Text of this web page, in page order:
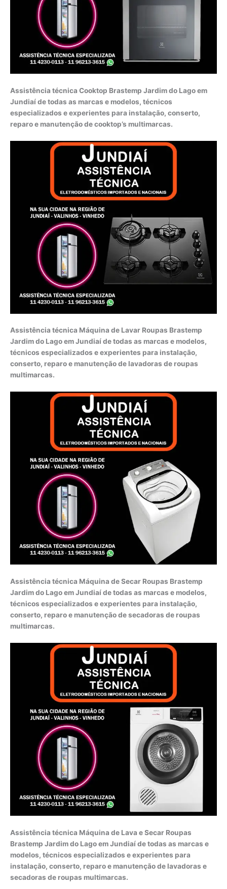
Assistência técnica Cooktop Brastemp Jardim do Lago em
Jundiaí de todas as marcas e modelos, técnicos
especializados e experientes para instalação, conserto,
reparo e manutenção de cooktop’s multimarcas.
Assistência técnica Máquina de Lavar Roupas Brastemp
Jardim do Lago em Jundiaí de todas as marcas e modelos,
técnicos especializados e experientes para instalação,
conserto, reparo e manutenção de lavadoras de roupas
multimarcas.
Assistência técnica Máquina de Secar Roupas Brastemp
Jardim do Lago em Jundiaí de todas as marcas e modelos,
técnicos especializados e experientes para instalação,
conserto, reparo e manutenção de secadoras de roupas
multimarcas.
Assistência técnica Máquina de Lava e Secar Roupas
Brastemp Jardim do Lago em Jundiaí de todas as marcas e
modelos, técnicos especializados e experientes para
instalação, conserto, reparo e manutenção de lavadoras e
secadoras de roupas multimarcas.